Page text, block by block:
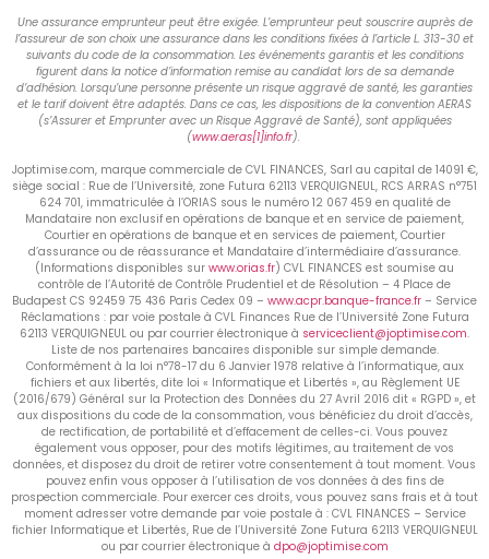
Une assurance emprunteur peut être exigée. L’emprunteur peut souscrire auprès de
l’assureur de son choix une assurance dans les conditions fixées à l’article L. 313-30 et
suivants du code de la consommation. Les événements garantis et les conditions
figurent dans la notice d’information remise au candidat lors de sa demande
d’adhésion. Lorsqu’une personne présente un risque aggravé de santé, les garanties
et le tarif doivent être adaptés. Dans ce cas, les dispositions de la convention AERAS
(s’Assurer et Emprunter avec un Risque Aggravé de Santé), sont appliquées
(www.aeras[1]info.fr).
Joptimise.com, marque commerciale de CVL FINANCES, Sarl au capital de 14091 €,
siège social : Rue de l’Université, zone Futura 62113 VERQUIGNEUL, RCS ARRAS n°751
624 701, immatriculée à l’ORIAS sous le numéro 12 067 459 en qualité de
Mandataire non exclusif en opérations de banque et en service de paiement,
Courtier en opérations de banque et en services de paiement, Courtier
d’assurance ou de réassurance et Mandataire d’intermédiaire d’assurance.
(Informations disponibles sur www.orias.fr) CVL FINANCES est soumise au
contrôle de l’Autorité de Contrôle Prudentiel et de Résolution – 4 Place de
Budapest CS 92459 75 436 Paris Cedex 09 – www.acpr.banque-france.fr – Service
Réclamations : par voie postale à CVL Finances Rue de l’Université Zone Futura
62113 VERQUIGNEUL ou par courrier électronique à serviceclient@joptimise.com.
Liste de nos partenaires bancaires disponible sur simple demande.
Conformément à la loi n°78-17 du 6 Janvier 1978 relative à l’informatique, aux
fichiers et aux libertés, dite loi « Informatique et Libertés », au Règlement UE
(2016/679) Général sur la Protection des Données du 27 Avril 2016 dit « RGPD », et
aux dispositions du code de la consommation, vous bénéficiez du droit d’accès,
de rectification, de portabilité et d’effacement de celles-ci. Vous pouvez
également vous opposer, pour des motifs légitimes, au traitement de vos
données, et disposez du droit de retirer votre consentement à tout moment. Vous
pouvez enfin vous opposer à l’utilisation de vos données à des fins de
prospection commerciale. Pour exercer ces droits, vous pouvez sans frais et à tout
moment adresser votre demande par voie postale à : CVL FINANCES – Service
fichier Informatique et Libertés, Rue de l’Université Zone Futura 62113 VERQUIGNEUL
ou par courrier électronique à dpo@joptimise.com